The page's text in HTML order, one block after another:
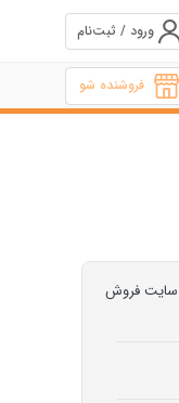
ورود / ثبت‌نام
فروشنده شو
سایت فروش